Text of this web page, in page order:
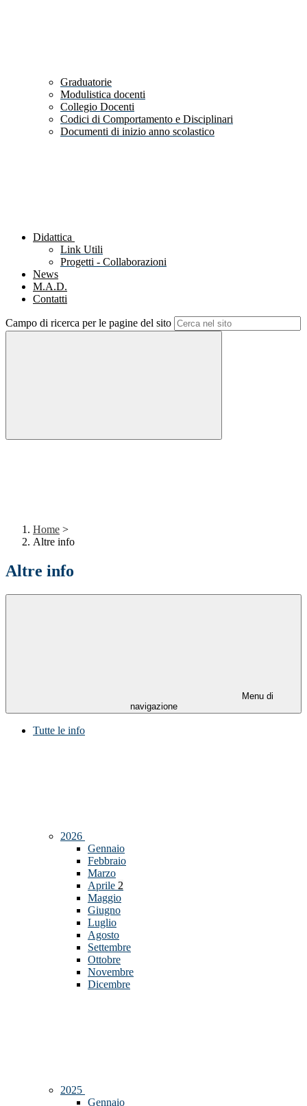
Graduatorie
Modulistica docenti
Collegio Docenti
Codici di Comportamento e Disciplinari
Documenti di inizio anno scolastico
Didattica
Link Utili
Progetti - Collaborazioni
News
M.A.D.
Contatti
Campo di ricerca per le pagine del sito
Home >
Altre info
Altre info
Menu di
navigazione
Tutte le info
2026
Gennaio
Febbraio
Marzo
Aprile 2
Maggio
Giugno
Luglio
Agosto
Settembre
Ottobre
Novembre
Dicembre
2025
Gennaio